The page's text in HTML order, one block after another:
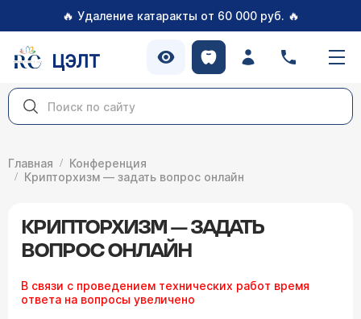
🔥 Удаление катаракты от 60 000 руб. 🔥
ЦЭЛТ
Главная
Конференция
Крипторхизм — задать вопрос онлайн
КРИПТОРХИЗМ — ЗАДАТЬ
ВОПРОС ОНЛАЙН
В связи с проведением технических работ время
ответа на вопросы увеличено